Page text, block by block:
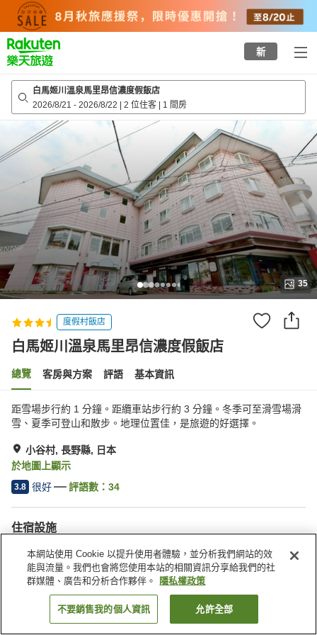
top
page
新
白馬姬川溫泉馬里昂信濃度假飯店
2026/8/21 - 2026/8/22 | 2 位住客 | 1 間房
35
度假村飯店
白馬姬川溫泉馬里昂信濃度假飯店
總覽 客房與方案 評語 基本資訊
距雪場步行約 1 分鐘。距纜車站步行約 3 分鐘。冬季可至滑雪場滑
雪、夏季可登山和散步。地理位置佳，是旅遊的好選擇。
小谷村, 長野縣, 日本
於地圖上顯示
3.8 很好 評語數： 34
住宿設施
停車場
Spa／美容沙龍
餐廳
休息室
找客房
本網站使用 Cookie 以提升使用者體驗，並分析我們網站的效
能與流量。我們也會將您使用本站的相關資訊分享給我們的社
群媒體、廣告和分析合作夥伴。
隱私權政策
不要銷售我的個人資訊 允許全部